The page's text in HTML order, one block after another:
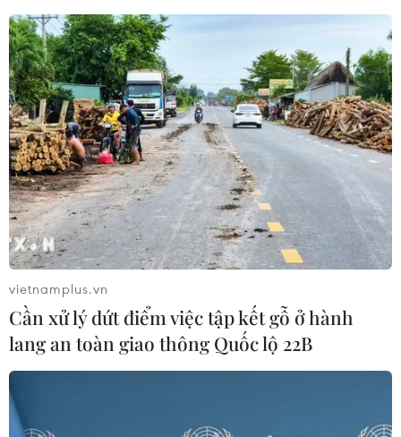
#Ấn Độ
#Dịch bệnh COVID-19
#Kỷ nguyên báo giấy tại Ấn Độ
#Doanh thu báo in
#Nhà báo đã bị mất việc
vietnamplus.vn
Cần xử lý dứt điểm việc tập kết gỗ ở hành
lang an toàn giao thông Quốc lộ 22B